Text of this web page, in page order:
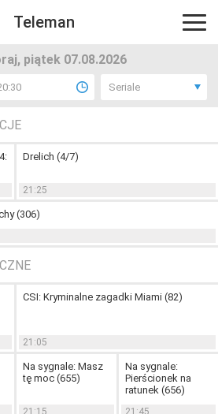
Teleman
piątek 07.08.2026
Seriale
Drelich (4/7)
21:25
(306)
CSI: Kryminalne zagadki Miami (82)
21:05
Na sygnale: Masz
tę moc (655)
21:15
Na sygnale:
Pierścionek na
ratunek (656)
21:45